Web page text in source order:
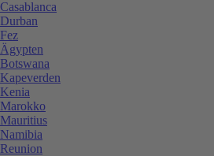
Casablanca
Durban
Fez
Ägypten
Botswana
Kapeverden
Kenia
Marokko
Mauritius
Namibia
Reunion